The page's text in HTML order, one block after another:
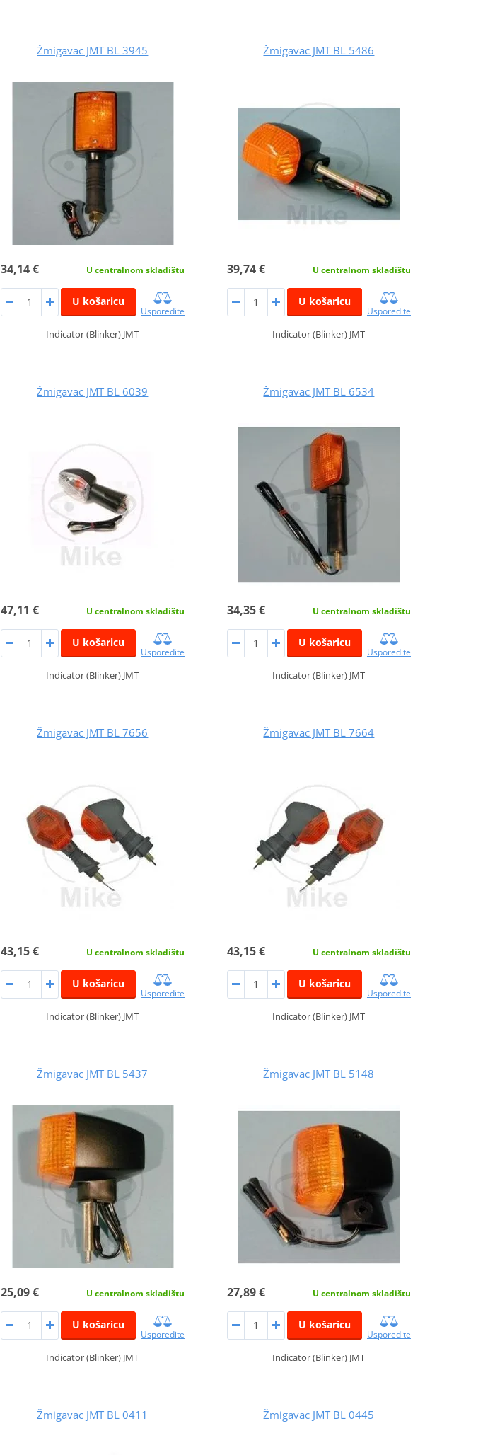
Žmigavac JMT BL 3945
34,14 € U centralnom skladištu
U košaricu
Usporedite
Indicator (Blinker) JMT
Žmigavac JMT BL 5486
39,74 € U centralnom skladištu
U košaricu
Usporedite
Indicator (Blinker) JMT
Žmigavac JMT BL 6039
47,11 € U centralnom skladištu
U košaricu
Usporedite
Indicator (Blinker) JMT
Žmigavac JMT BL 6534
34,35 € U centralnom skladištu
U košaricu
Usporedite
Indicator (Blinker) JMT
Žmigavac JMT BL 7656
43,15 € U centralnom skladištu
U košaricu
Usporedite
Indicator (Blinker) JMT
Žmigavac JMT BL 7664
43,15 € U centralnom skladištu
U košaricu
Usporedite
Indicator (Blinker) JMT
Žmigavac JMT BL 5437
25,09 € U centralnom skladištu
U košaricu
Usporedite
Indicator (Blinker) JMT
Žmigavac JMT BL 5148
27,89 € U centralnom skladištu
U košaricu
Usporedite
Indicator (Blinker) JMT
Žmigavac JMT BL 0411 Žmigavac JMT BL 0445